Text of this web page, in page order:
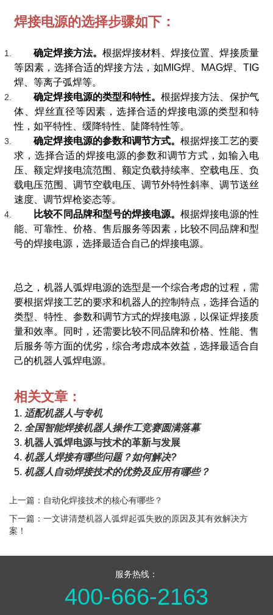
焊接电源的选择步骤如下：
确定焊接方法。 根据焊接材料、焊接位置、焊接质量
等因素，选择合适的焊接方法，如MIG焊、MAG焊、TIG
焊、等离子弧焊等。
确定焊接电源的类型和特性。根据焊接方法、保护气
体、焊丝直径等因素，选择合适的焊接电源的类型和特
性，如平特性、缓降特性、陡降特性等。
确定焊接电源的参数和调节方式。根据焊接工艺的要
求，选择合适的焊接电源的参数和调节方式，如输入电
压、额定焊接电流范围、额定负载持续率、空载电压、负
载电压范围、调节空载电压、调节外特性斜率、调节送丝
速度、调节焊枪姿态等。
比较不同品牌和型号的焊接电源。根据焊接电源的性
能、可靠性、价格、售后服务等因素，比较不同品牌和型
号的焊接电源，选择最适合自己的焊接电源。
总之，机器人弧焊电源的选型是一个综合考虑的过程，需
要根据焊接工艺的要求和机器人的控制特点，选择合适的
类型、特性、参数和调节方式的焊接电源，以保证焊接质
量和效率。同时，还需要比较不同品牌和价格、性能、售
后服务等方面的优劣，综合考虑成本效益，选择最适合自
己的机器人弧焊电源。
相关文章：
1. 适配机器人与专机
2. 全国智能焊接机器人操作工竞赛圆满落幕
3.机器人弧焊电源与技术的革新与发展
4.机器人焊接有哪些问题？如何解决?
5.机器人自动焊接技术的优势及应用有哪些？
上一篇：自动化焊接技术的核心有哪些？
下一篇：一文讲清楚机器人弧焊起弧失败的原因及其有效解决方
案！
服务热线：
400-666-2163